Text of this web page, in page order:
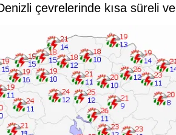
çevrelerinde kısa süreli